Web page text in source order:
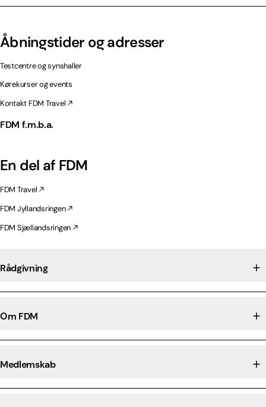
Åbningstider og adresser
Testcentre og synshaller
Kørekurser og events
Kontakt FDM Travel
FDM f.m.b.a.
En del af FDM
FDM Travel
FDM Jyllandsringen
FDM Sjællandsringen
Rådgivning
Om FDM
Medlemskab